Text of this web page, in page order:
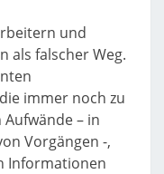
und
als falscher Weg.
immer noch zu
– in
Vorgängen -,
Informationen